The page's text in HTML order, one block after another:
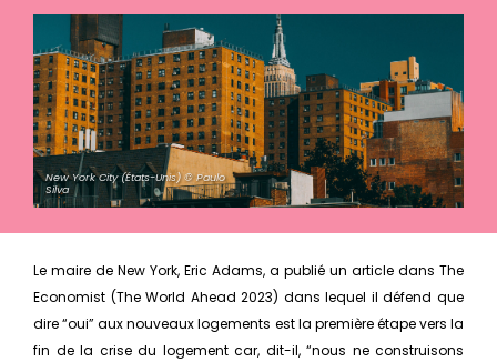
New York City (États-Unis) © Paulo
Silva
Le maire de New York, Eric Adams, a publié un article dans The
Economist (The World Ahead 2023) dans lequel il défend que
dire “oui” aux nouveaux logements est la première étape vers la
fin de la crise du logement car, dit-il, “nous ne construisons